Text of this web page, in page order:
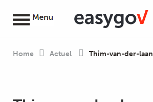
Home Actuel Thim-van-der-laan